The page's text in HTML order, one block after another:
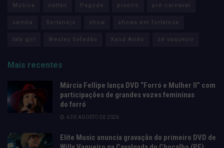
Música nattan Pagode piseiro pré-carnaval
samba Sertanejo show shows em fortaleza
taty girl Wesley Safadão Xand Avião zé vaqueiro
Mais recentes
Márcia Fellipe lança DVD “Forró e Mulher II” com
participações de grandes vozes femininas
do forró
6 DE AGOSTO DE 2026
Elite Music anuncia gravação do primeiro DVD de